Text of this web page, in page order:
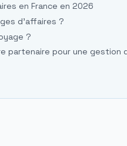
en France en 2026
d'affaires ?
?
partenaire pour une